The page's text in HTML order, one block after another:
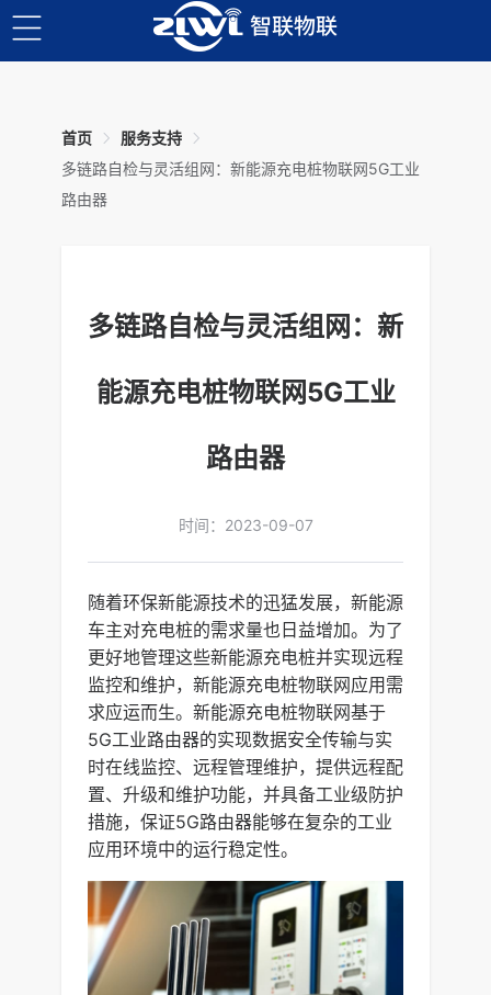
首页
服务支持
多链路自检与灵活组网：新能源充电桩物联网5G工业
路由器
多链路自检与灵活组网：新
能源充电桩物联网5G工业
路由器
时间：2023-09-07
随着环保新能源技术的迅猛发展，新能源
车主对充电桩的需求量也日益增加。为了
更好地管理这些新能源充电桩并实现远程
监控和维护，新能源充电桩物联网应用需
求应运而生。新能源充电桩物联网基于
5G工业路由器的实现数据安全传输与实
时在线监控、远程管理维护，提供远程配
置、升级和维护功能，并具备工业级防护
措施，保证5G路由器能够在复杂的工业
应用环境中的运行稳定性。